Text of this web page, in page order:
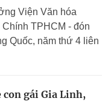
Viện Văn hóa
TPHCM - đón
Quốc, năm thứ 4 liên
con gái Gia Linh,